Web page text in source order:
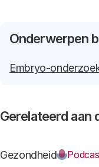
Onderwerpen
Embryo-
Gerelateerd aan
Gezondheid